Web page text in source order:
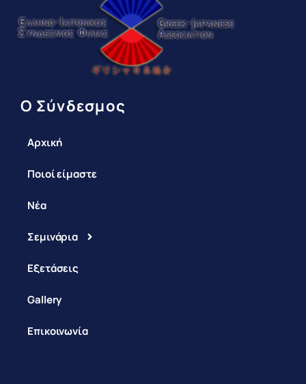
Ο Σύνδεσμος
Αρχική
Ποιοί είμαστε
Νέα
Σεμινάρια
Εξετάσεις
Gallery
Επικοινωνία